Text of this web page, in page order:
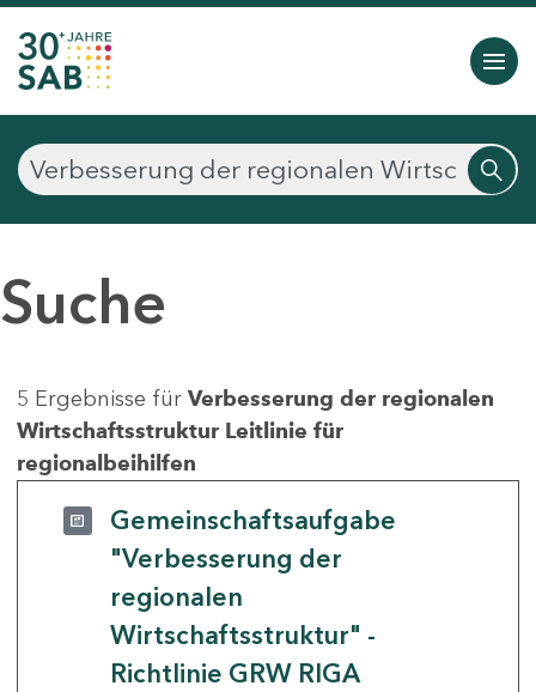
Suche
5 Ergebnisse für Verbesserung der regionalen
Wirtschaftsstruktur Leitlinie für
regionalbeihilfen
Gemeinschaftsaufgabe
"Verbesserung der
regionalen
Wirtschaftsstruktur" -
Richtlinie GRW RIGA